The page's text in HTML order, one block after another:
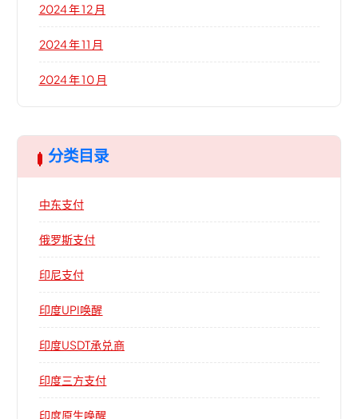
2024 年 12 月
2024 年 11 月
2024 年 10 月
分类目录
中东支付
俄罗斯支付
印尼支付
印度UPI唤醒
印度USDT承兑商
印度三方支付
印度原生唤醒